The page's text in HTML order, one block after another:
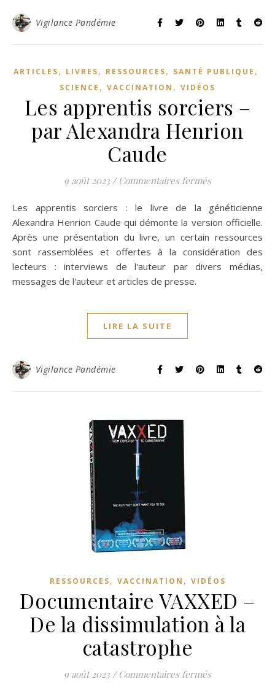
Vigilance Pandémie
ARTICLES, LIVRES, RESSOURCES, SANTÉ PUBLIQUE ,
SCIENCE , VACCINATION , VIDÉOS
Les apprentis sorciers –
par Alexandra Henrion
Caude
9 août 2023 / Commentaires ferméssur Les
Les apprentis sorciers : le livre de la généticienne
Alexandra Henrion Caude qui démonte la version officielle.
Après une présentation du livre, un certain ressources
sont rassemblées et offertes à la considération des
lecteurs : interviews de l'auteur par divers médias,
messages de l'auteur et articles de presse.
LIRE LA SUITE
Vigilance Pandémie
RESSOURCES, VACCINATION , VIDÉOS
Documentaire VAXXED –
De la dissimulation à la
catastrophe
9 août 2023 / Commentaires ferméssur